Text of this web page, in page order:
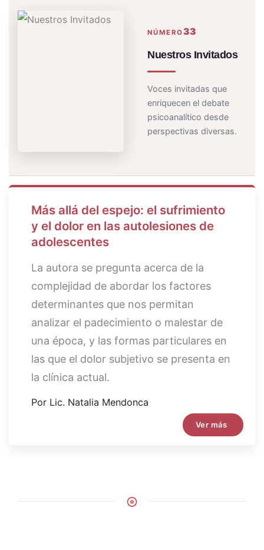
NÚMERO33
Nuestros Invitados
Voces invitadas que
enriquecen el debate
psicoanalítico desde
perspectivas diversas.
Más allá del espejo: el sufrimiento
y el dolor en las autolesiones de
adolescentes
La autora se pregunta acerca de la
complejidad de abordar los factores
determinantes que nos permitan
analizar el padecimiento o malestar de
una época, y las formas particulares en
las que el dolor subjetivo se presenta en
la clínica actual.
Por Lic. Natalia Mendonca
Ver más